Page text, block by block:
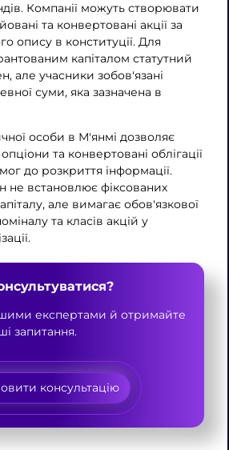
Компанії можуть створювати
та конвертовані акції за
опису в конституції. Для
капіталом статутний
але учасники зобов'язані
суми, яка зазначена в
особи в М'янмі дозволяє
та конвертовані облігації
до розкриття інформації.
не встановлює фіксованих
але вимагає обов'язкової
та класів акцій у
експертами й отримайте
запитання.
консультацію